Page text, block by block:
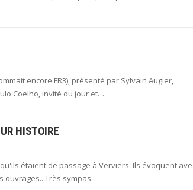
encore FR3), présenté par Sylvain Augier,
Coelho, invité du jour et…
HISTOIRE
étaient de passage à Verviers. Ils évoquent
sympas